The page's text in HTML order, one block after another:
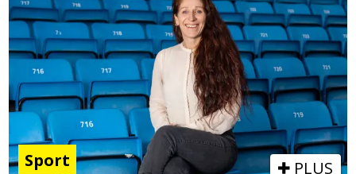
Sport PLUS